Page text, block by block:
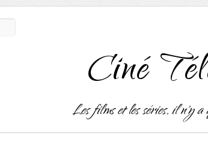
Ciné
Les films et les séries, il n'y